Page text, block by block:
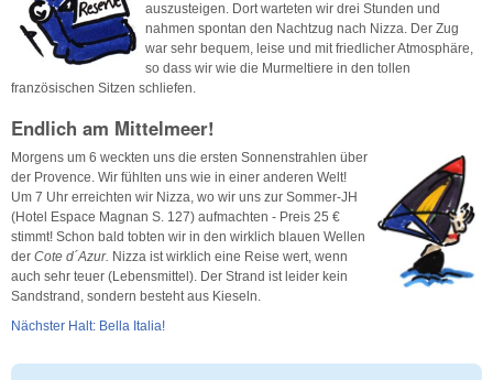
auszusteigen. Dort warteten wir drei Stunden und
nahmen spontan den Nachtzug nach Nizza. Der Zug
war sehr bequem, leise und mit friedlicher Atmosphäre,
so dass wir wie die Murmeltiere in den tollen
französischen Sitzen schliefen.
Endlich am Mittelmeer!
Morgens um 6 weckten uns die ersten Sonnenstrahlen über
der Provence. Wir fühlten uns wie in einer anderen Welt!
Um 7 Uhr erreichten wir Nizza, wo wir uns zur Sommer-JH
(Hotel Espace Magnan S. 127) aufmachten - Preis 25 €
stimmt! Schon bald tobten wir in den wirklich blauen Wellen
der Cote d´Azur. Nizza ist wirklich eine Reise wert, wenn
auch sehr teuer (Lebensmittel). Der Strand ist leider kein
Sandstrand, sondern besteht aus Kieseln.
Nächster Halt: Bella Italia!